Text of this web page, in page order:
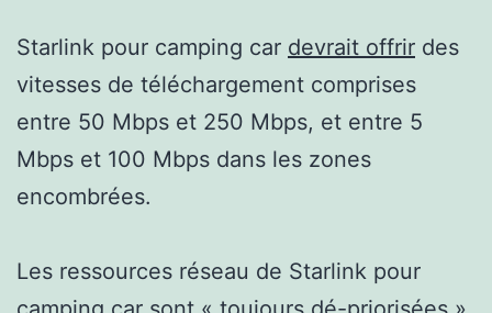
Starlink pour camping car devrait offrir des
vitesses de téléchargement comprises
entre 50 Mbps et 250 Mbps, et entre 5
Mbps et 100 Mbps dans les zones
encombrées.
Les ressources réseau de Starlink pour